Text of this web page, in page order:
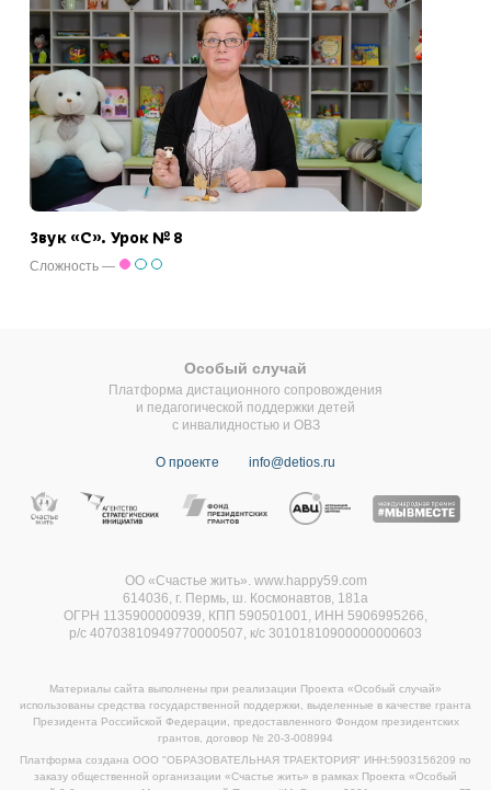
Звук «С». Урок № 8
Сложность —
Особый случай
Платформа дистационного сопровождения
и педагогической поддержки детей
с инвалидностью и ОВЗ
О проекте info@detios.ru
ОО «Счастье жить». www.happy59.com
614036, г. Пермь, ш. Космонавтов, 181а
ОГРН 1135900000939, КПП 590501001, ИНН 5906995266,
р/с 40703810949770000507, к/с 30101810900000000603
Материалы сайта выполнены при реализации Проекта «Особый случай»
использованы средства государственной поддержки, выделенные в качестве гранта
Президента Российской Федерации, предоставленного Фондом президентских
грантов, договор № 20-3-008994
Платформа создана ООО "ОБРАЗОВАТЕЛЬНАЯ ТРАЕКТОРИЯ" ИНН:5903156209 по
заказу общественной организации «Счастье жить» в рамках Проекта «Особый